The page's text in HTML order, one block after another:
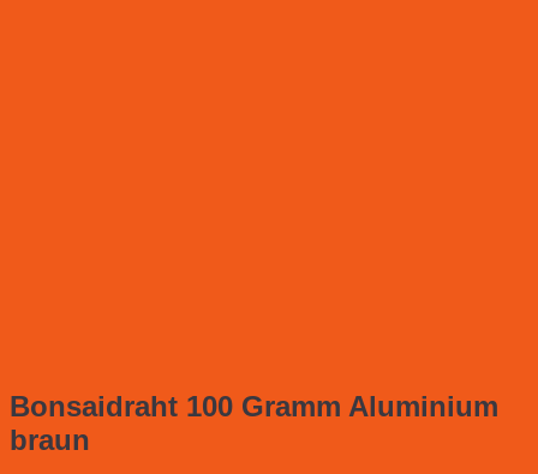
Bonsaidraht 100 Gramm Aluminium
braun